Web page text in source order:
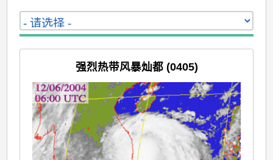
强烈热带风暴灿都 (0405)